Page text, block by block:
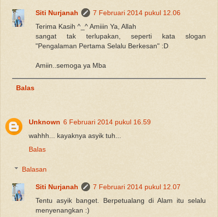
Siti Nurjanah
7 Februari 2014 pukul 12.06
Terima Kasih ^_^ Amiiin Ya, Allah
sangat tak terlupakan, seperti kata slogan
"Pengalaman Pertama Selalu Berkesan" :D
Amiin..semoga ya Mba
Balas
Unknown 6 Februari 2014 pukul 16.59
wahhh... kayaknya asyik tuh...
Balas
Balasan
Siti Nurjanah
7 Februari 2014 pukul 12.07
Tentu asyik banget. Berpetualang di Alam itu selalu
menyenangkan :)